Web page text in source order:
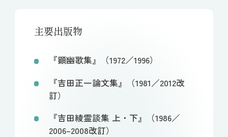
主要出版物
『顕幽歌集』（1972／1996）
『吉田正一論文集』（1981／2012改
訂）
『吉田綾霊談集 上・下』（1986／
2006–2008改訂）